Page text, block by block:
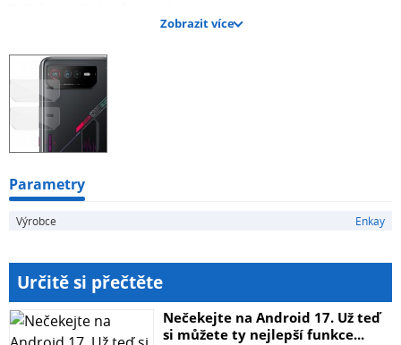
fotoaparát před rozbitím předejdete drahé opravě
fotoaparátu na ochranu celého telefonu nestačí jen
ochranný kryt jednoduchá instalace ve 4 krocích
Zobrazit více
Parametry
Výrobce Enkay
Určitě si přečtěte
Nečekejte na Android 17. Už teď
si můžete ty nejlepší funkce...